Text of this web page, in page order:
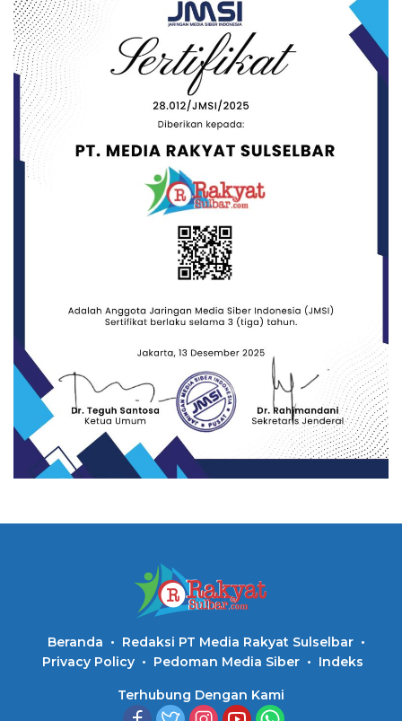
Beranda
Redaksi PT Media Rakyat Sulselbar
Privacy Policy
Pedoman Media Siber Indeks
Terhubung Dengan Kami